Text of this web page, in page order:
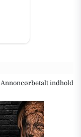
Annoncørbetalt indhold